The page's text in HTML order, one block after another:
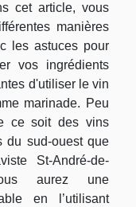
cet article, vous
manières
les astuces pour
vos ingrédients
d'utiliser le vin
marinade. Peu
ce soit des vins
du sud-ouest que
St-André-de-
aurez une
en l’utilisant